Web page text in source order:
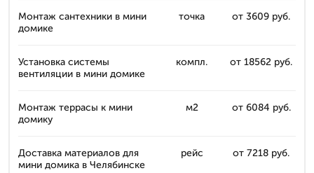
Монтаж сантехники в мини
домике
точка от 3609 руб.
Установка системы
вентиляции в мини домике
компл. от 18562 руб.
Монтаж террасы к мини
домику
м2 от 6084 руб.
Доставка материалов для
мини домика в Челябинске
рейс от 7218 руб.